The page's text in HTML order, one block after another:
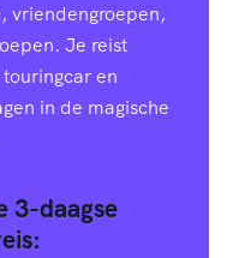
vriendengroepen,
Je reist
en
in de magische
3-daagse